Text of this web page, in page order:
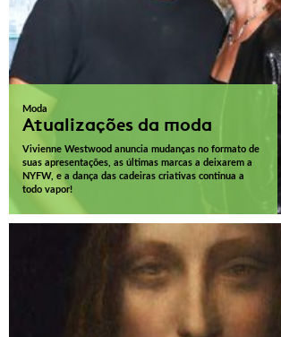
Moda
Atualizações da moda
Vivienne Westwood anuncia mudanças no formato de
suas apresentações, as últimas marcas a deixarem a
NYFW, e a dança das cadeiras criativas continua a
todo vapor!